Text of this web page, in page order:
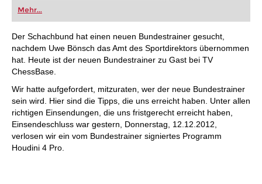
oder bereits auf Turnierniveau spielen: Mit
FRITZ trainieren Sie effizienter, intelligenter und
individueller als je zuvor.
Mehr...
Der Schachbund hat einen neuen Bundestrainer gesucht,
nachdem Uwe Bönsch das Amt des Sportdirektors übernommen
hat. Heute ist der neuen Bundestrainer zu Gast bei TV
ChessBase.
Wir hatte aufgefordert, mitzuraten, wer der neue Bundestrainer
sein wird. Hier sind die Tipps, die uns erreicht haben. Unter allen
richtigen Einsendungen, die uns fristgerecht erreicht haben,
Einsendeschluss war gestern, Donnerstag, 12.12.2012,
verlosen wir ein vom Bundestrainer signiertes Programm
Houdini 4 Pro.